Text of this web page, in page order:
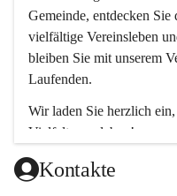
Gemeinde, entdecken Sie
vielfältige Vereinsleben
bleiben Sie mit unserem
Laufenden.
Wir laden Sie herzlich
Vielfalt zu erleben!
Ihr Bürgermeister
Hubert Zinner
Kontakte